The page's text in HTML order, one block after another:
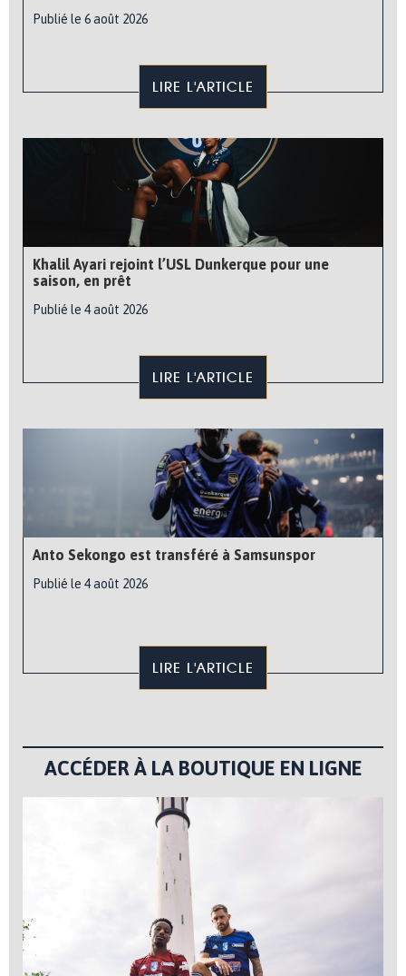
Publié le 6 août 2026
LIRE L'ARTICLE
Khalil Ayari rejoint l’USL Dunkerque pour une
saison, en prêt
Publié le 4 août 2026
LIRE L'ARTICLE
Anto Sekongo est transféré à Samsunspor
Publié le 4 août 2026
LIRE L'ARTICLE
ACCÉDER À LA BOUTIQUE EN LIGNE